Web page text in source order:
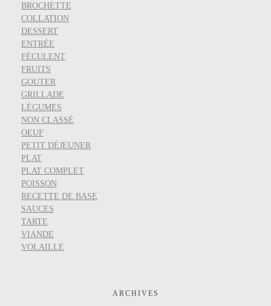
BROCHETTE
COLLATION
DESSERT
ENTRÉE
FÉCULENT
FRUITS
GOUTER
GRILLADE
LÉGUMES
NON CLASSÉ
OEUF
PETIT DÉJEUNER
PLAT
PLAT COMPLET
POISSON
RECETTE DE BASE
SAUCES
TARTE
VIANDE
VOLAILLE
ARCHIVES